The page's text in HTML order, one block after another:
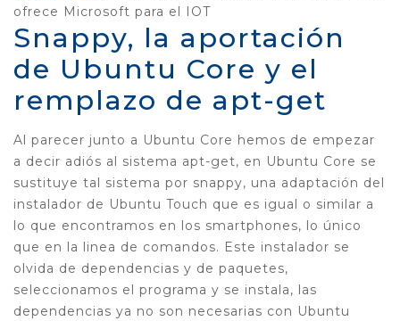
ofrece Microsoft para el IOT
Snappy, la aportación
de Ubuntu Core y el
remplazo de apt-get
Al parecer junto a Ubuntu Core hemos de empezar
a decir adiós al sistema apt-get, en Ubuntu Core se
sustituye tal sistema por snappy, una adaptación del
instalador de Ubuntu Touch que es igual o similar a
lo que encontramos en los smartphones, lo único
que en la linea de comandos. Este instalador se
olvida de dependencias y de paquetes,
seleccionamos el programa y se instala, las
dependencias ya no son necesarias con Ubuntu